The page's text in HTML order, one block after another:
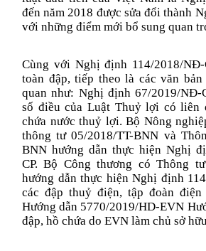
đến năm 2018 được sửa đổi thành
với những điểm mới bổ sung quan
Cùng với Nghị định 114/2018/NĐ-
toàn đập, tiếp theo là các văn
quan như: Nghị định 67/2019/NĐ-
số điều của Luật Thuỷ lợi có liên
chứa nước thuỷ lợi. Bộ Nông
thông tư 05/2018/TT-BNN và
BNN hướng dẫn thực hiện Nghị
CP. Bộ Công thương có Thông
hướng dẫn thực hiện Nghị định
các đập thuỷ điện, tập đoàn
Hướng dẫn 5770/2019/HD-EVN
đập, hồ chứa do EVN làm chủ sở